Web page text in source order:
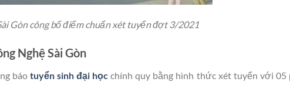
Gòn công bố điểm chuẩn xét tuyển đợt 3/2021
Nghệ Sài Gòn
báo tuyển sinh đại học chính quy bằng hình thức xét tuyển với